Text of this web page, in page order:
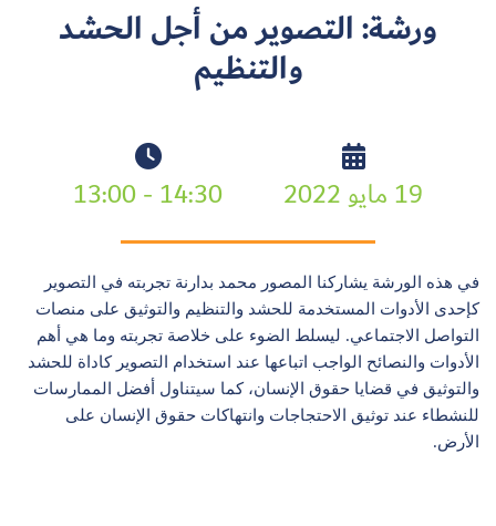
ورشة: التصوير من أجل الحشد
والتنظيم
19 مايو 2022 14:30 - 13:00
في هذه الورشة يشاركنا المصور محمد بدارنة تجربته في التصوير
كإحدى الأدوات المستخدمة للحشد والتنظيم والتوثيق على منصات
التواصل الاجتماعي. ليسلط الضوء على خلاصة تجربته وما هي أهم
الأدوات والنصائح الواجب اتباعها عند استخدام التصوير كاداة للحشد
والتوثيق في قضايا حقوق الإنسان، كما سيتناول أفضل الممارسات
للنشطاء عند توثيق الاحتجاجات وانتهاكات حقوق الإنسان على
الأرض.